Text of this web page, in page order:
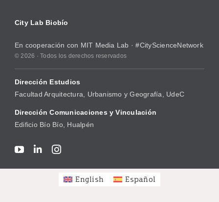
City Lab Biobío
En cooperación con MIT Media Lab · #CityScienceNetwork
© 2026 · Todos los derechos reservados
Dirección Estudios
Facultad Arquitectura, Urbanismo y Geografía, UdeC
Dirección Comunicaciones y Vinculación
Edificio Bío Bío, Hualpén
English Español